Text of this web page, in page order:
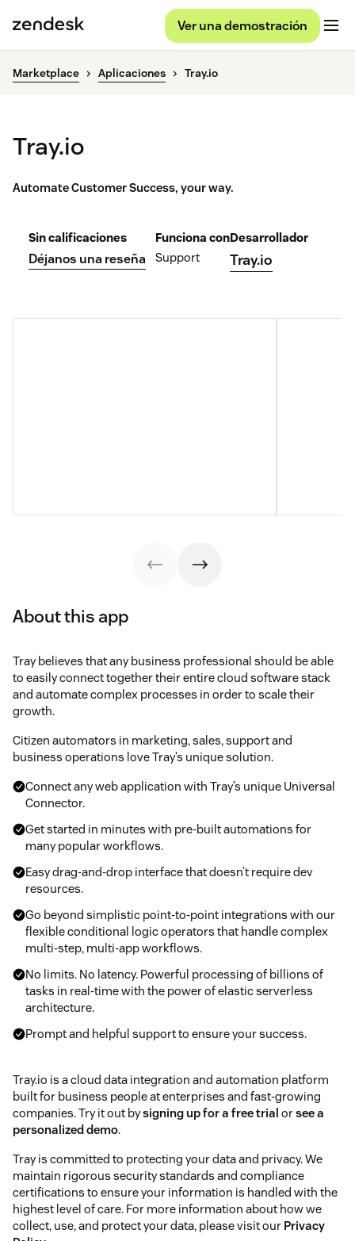
Ver una demostración
Marketplace Aplicaciones Tray.io
Tray.io
Automate Customer Success, your way.
Sin calificaciones
Déjanos una reseña
Funciona con
Support
Desarrollador
Tray.io
About this app
Tray believes that any business professional should be able
to easily connect together their entire cloud software stack
and automate complex processes in order to scale their
growth.
Citizen automators in marketing, sales, support and
business operations love Tray’s unique solution.
Connect any web application with Tray’s unique Universal
Connector.
Get started in minutes with pre-built automations for
many popular workflows.
Easy drag-and-drop interface that doesn’t require dev
resources.
Go beyond simplistic point-to-point integrations with our
flexible conditional logic operators that handle complex
multi-step, multi-app workflows.
No limits. No latency. Powerful processing of billions of
tasks in real-time with the power of elastic serverless
architecture.
Prompt and helpful support to ensure your success.
Tray.io is a cloud data integration and automation platform
built for business people at enterprises and fast-growing
companies. Try it out bysigning up for a free trial orsee a
personalized demo.
Tray is committed to protecting your data and privacy. We
maintain rigorous security standards and compliance
certifications to ensure your information is handled with the
highest level of care. For more information about how we
collect, use, and protect your data, please visit our Privacy